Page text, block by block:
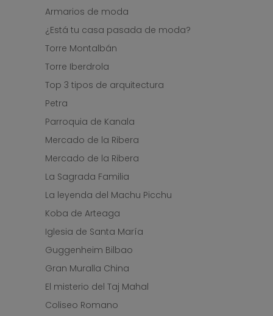
Armarios de moda
¿Está tu casa pasada de moda?
Torre Montalbán
Torre Iberdrola
Top 3 tipos de arquitectura
Petra
Parroquia de Kanala
Mercado de la Ribera
Mercado de la Ribera
La Sagrada Familia
La leyenda del Machu Picchu
Koba de Arteaga
Iglesia de Santa María
Guggenheim Bilbao
Gran Muralla China
El misterio del Taj Mahal
Coliseo Romano